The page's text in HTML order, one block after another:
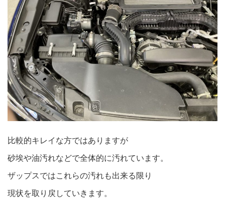
比較的キレイな方ではありますが
砂埃や油汚れなどで全体的に汚れています。
ザップスではこれらの汚れも出来る限り
現状を取り戻していきます。